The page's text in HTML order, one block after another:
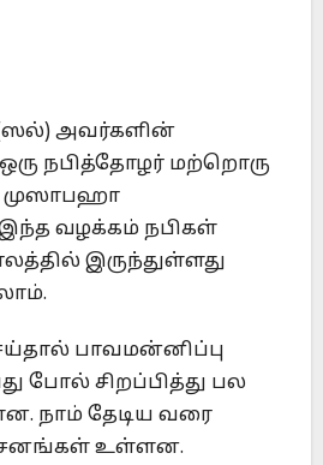
அவர்களின்
நபித்தோழர் மற்றொரு
முஸாபஹா
வழக்கம் நபிகள்
இருந்துள்ளது
பாவமன்னிப்பு
போல் சிறப்பித்து பல
நாம் தேடிய வரை
உள்ளன.